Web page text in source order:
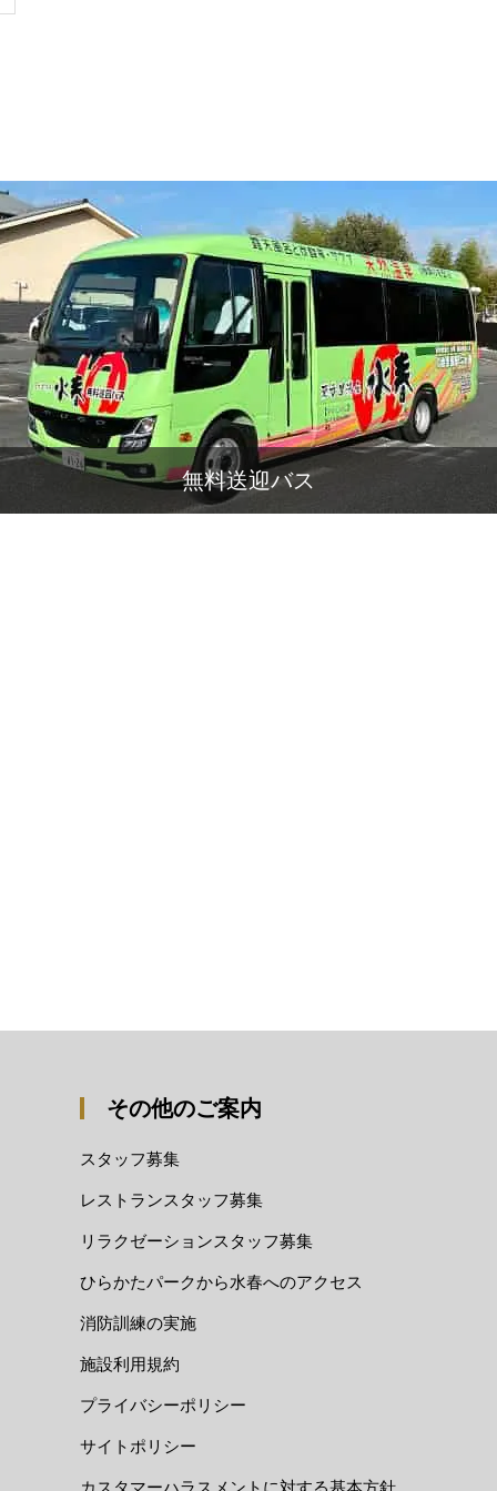
無料送迎バス
その他のご案内
スタッフ募集
レストランスタッフ募集
リラクゼーションスタッフ募集
ひらかたパークから水春へのアクセス
消防訓練の実施
施設利用規約
プライバシーポリシー
サイトポリシー